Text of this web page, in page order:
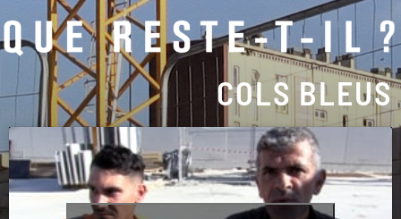
COLS BLEUS